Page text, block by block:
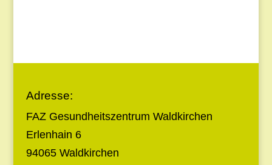
Adresse:
FAZ Gesundheitszentrum Waldkirchen
Erlenhain 6
94065 Waldkirchen